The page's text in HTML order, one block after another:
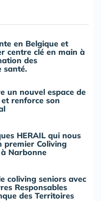
en Belgique et
centre clé en main à
des
santé.
un nouvel espace de
renforce son
HERAIL qui nous
premier Coliving
Narbonne
coliving seniors avec
Responsables
des Territoires